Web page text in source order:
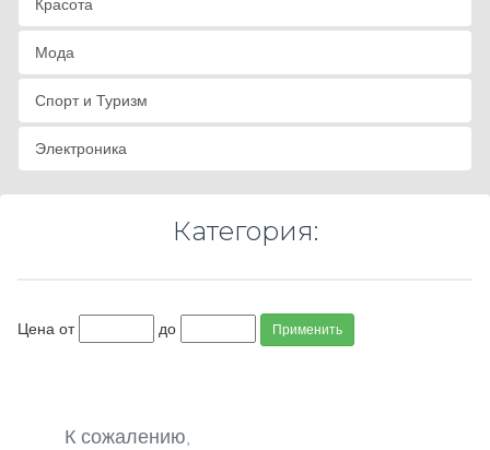
Красота
Мода
Спорт и Туризм
Электроника
Категория:
Цена от до Применить
К сожалению,